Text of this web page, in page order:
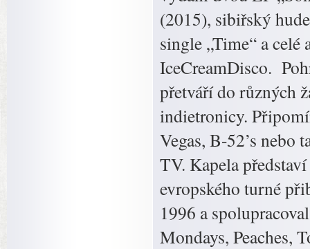
(2015), sibiřský
single „Time“ a
IceCreamDisco.
přetváří do různých
indietronicy.
Vegas, B-52’s nebo
TV. Kapela
evropského turné
1996 a
Mondays, Peaches,